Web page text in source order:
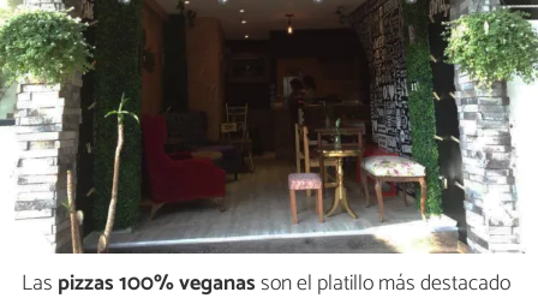
Las pizzas 100% veganasson el platillo más destacado